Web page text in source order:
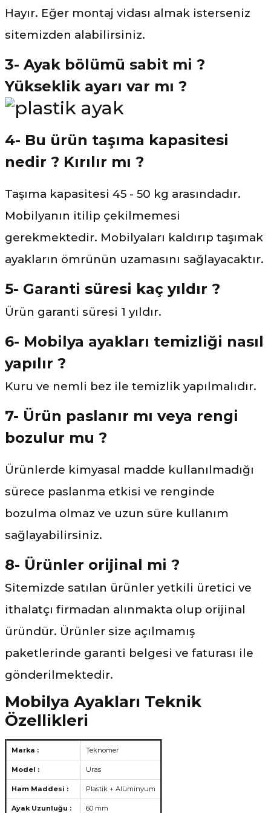
Hayır. Eğer montaj vidası almak isterseniz
sitemizden alabilirsiniz.
3- Ayak bölümü sabit mi ?
Yükseklik ayarı var mı ?
4- Bu ürün taşıma kapasitesi
nedir ? Kırılır mı ?
Taşıma kapasitesi 45 - 50 kg arasındadır.
Mobilyanın itilip çekilmemesi
gerekmektedir. Mobilyaları kaldırıp taşımak
ayakların ömrünün uzamasını sağlayacaktır.
5- Garanti süresi kaç yıldır ?
Ürün garanti süresi 1 yıldır.
6- Mobilya ayakları temizliği nasıl
yapılır ?
Kuru ve nemli bez ile temizlik yapılmalıdır.
7- Ürün paslanır mı veya rengi
bozulur mu ?
Ürünlerde kimyasal madde kullanılmadığı
sürece paslanma etkisi ve renginde
bozulma olmaz ve uzun süre kullanım
sağlayabilirsiniz.
8- Ürünler orijinal mi ?
Sitemizde satılan ürünler yetkili üretici ve
ithalatçı firmadan alınmakta olup orijinal
üründür. Ürünler size açılmamış
paketlerinde garanti belgesi ve faturası ile
gönderilmektedir.
Mobilya Ayakları Teknik
Özellikleri
Marka : Teknomer
Model : Uras
Ham Maddesi : Plastik + Alüminyum
Ayak Uzunluğu : 60 mm